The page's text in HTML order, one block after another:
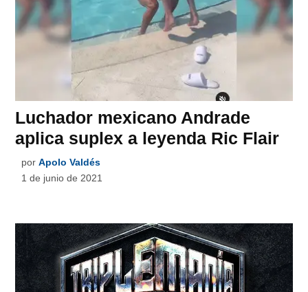
Luchador mexicano Andrade
aplica suplex a leyenda Ric Flair
por Apolo Valdés
1 de junio de 2021